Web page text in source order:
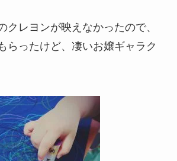
クレヨンが映えなかったので、
らったけど、凄いお嬢ギャラク